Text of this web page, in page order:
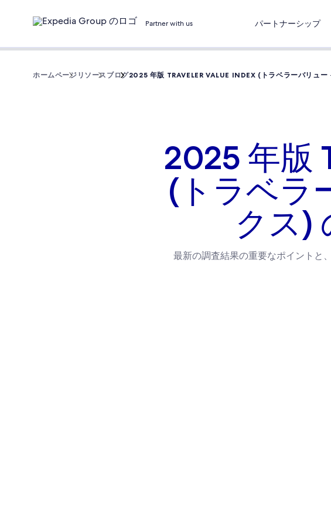
Partner with us パートナーシップ
ホームページ リソース ブログ2025 年版 TRAVELER VALUE INDEX (トラベラーバリュー
2025 年版
(トラベラ
クス)
最新の調査結果の重要なポイントと